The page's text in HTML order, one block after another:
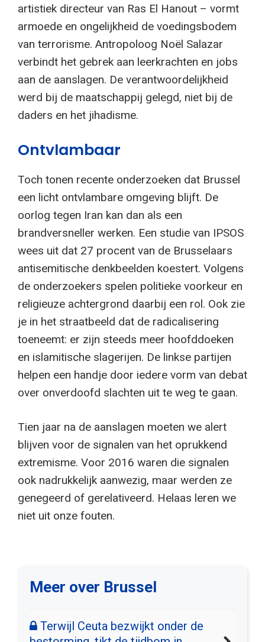
artistiek directeur van Ras El Hanout – vormt
armoede en ongelijkheid de voedingsbodem
van terrorisme. Antropoloog Noël Salazar
verbindt het gebrek aan leerkrachten en jobs
aan de aanslagen. De verantwoordelijkheid
werd bij de maatschappij gelegd, niet bij de
daders en het jihadisme.
Ontvlambaar
Toch tonen recente onderzoeken dat Brussel
een licht ontvlambare omgeving blijft. De
oorlog tegen Iran kan dan als een
brandversneller werken. Een studie van IPSOS
wees uit dat 27 procent van de Brusselaars
antisemitische denkbeelden koestert. Volgens
de onderzoekers spelen politieke voorkeur en
religieuze achtergrond daarbij een rol. Ook zie
je in het straatbeeld dat de radicalisering
toeneemt: er zijn steeds meer hoofddoeken
en islamitische slagerijen. De linkse partijen
helpen een handje door iedere vorm van debat
over onverdoofd slachten uit te weg te gaan.
Tien jaar na de aanslagen moeten we alert
blijven voor de signalen van het oprukkend
extremisme. Voor 2016 waren die signalen
ook nadrukkelijk aanwezig, maar werden ze
genegeerd of gerelativeerd. Helaas leren we
niet uit onze fouten.
Meer over Brussel
Terwijl Ceuta bezwijkt onder de